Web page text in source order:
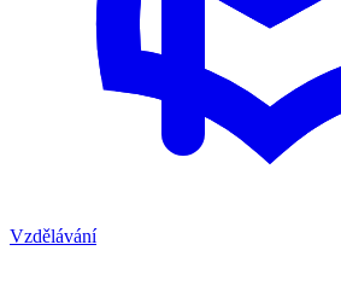
Vzdělávání